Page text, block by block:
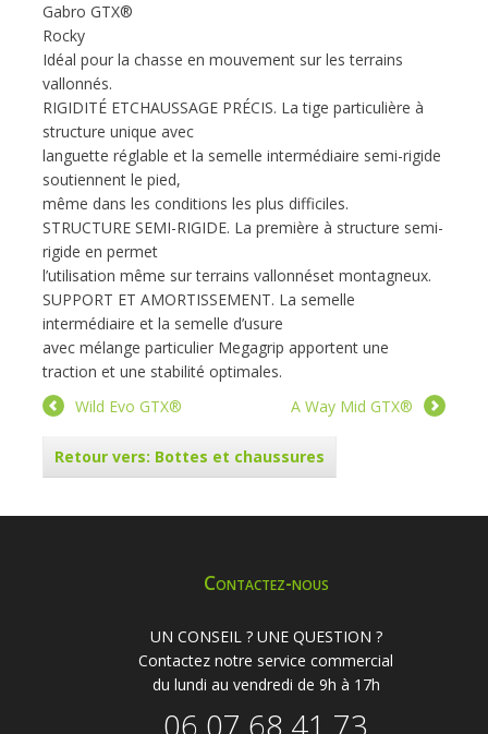
Gabro GTX®
Rocky
Idéal pour la chasse en mouvement sur les terrains
vallonnés.
RIGIDITÉ ETCHAUSSAGE PRÉCIS. La tige particulière à
structure unique avec
languette réglable et la semelle intermédiaire semi-rigide
soutiennent le pied,
même dans les conditions les plus difficiles.
STRUCTURE SEMI-RIGIDE. La première à structure semi-
rigide en permet
l’utilisation même sur terrains vallonnéset montagneux.
SUPPORT ET AMORTISSEMENT. La semelle
intermédiaire et la semelle d’usure
avec mélange particulier Megagrip apportent une
traction et une stabilité optimales.
A Way Mid GTX®
Wild Evo GTX®
Retour vers: Bottes et chaussures
Contactez-nous
UN CONSEIL ? UNE QUESTION ?
Contactez notre service commercial
du lundi au vendredi de 9h à 17h
06 07 68 41 73